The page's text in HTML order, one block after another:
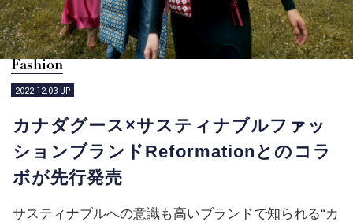
Fashion
2022.12.03 UP
カナダグース×サスティナブルファッ
ションブランドReformationとのコラ
ボが先行発売
サスティナブルへの意識も高いブランドで知られる“カ